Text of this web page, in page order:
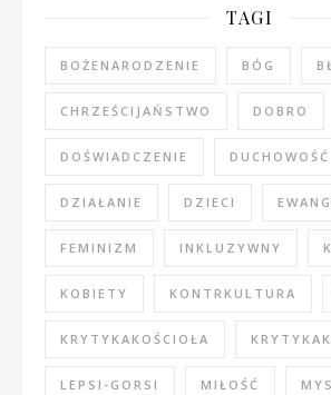
TAGI
BOŻENARODZENIE BÓG
CHRZEŚCIJAŃSTWO DOBRO
DOŚWIADCZENIE DUCHOWOŚĆ
DZIAŁANIE DZIECI
FEMINIZM INKLUZYWNY
KOBIETY KONTRKULTURA
KRYTYKAKOŚCIOŁA
LEPSI-GORSI MIŁOŚĆ